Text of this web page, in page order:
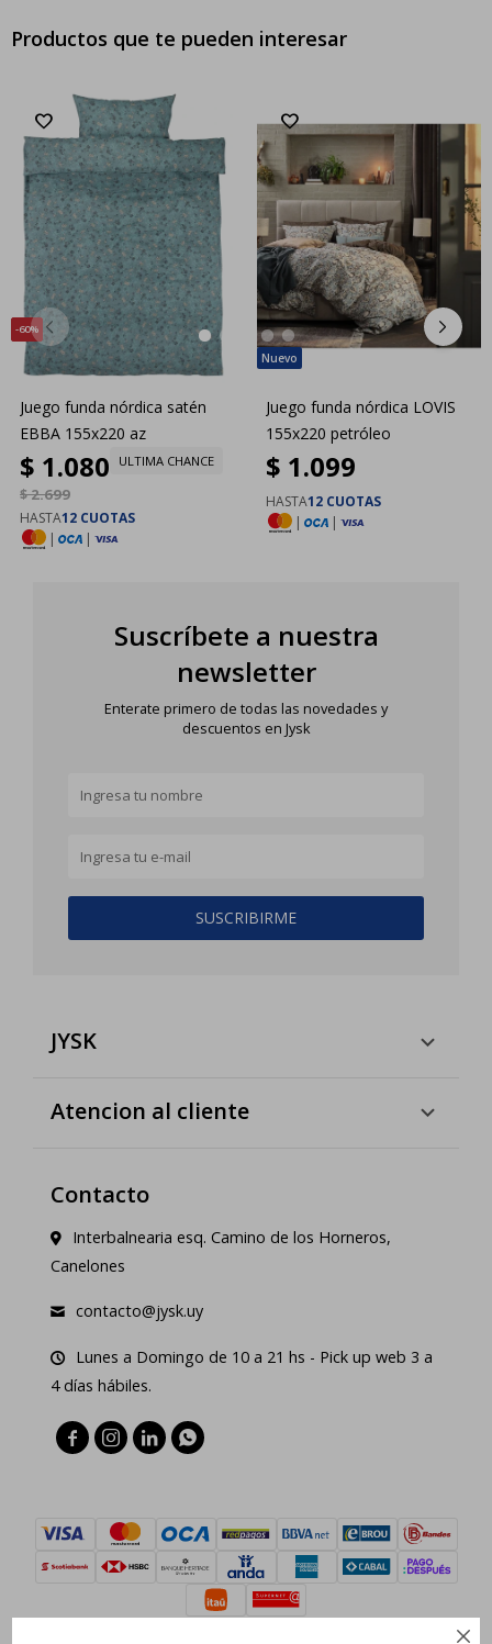

Productos que te pueden interesar
60
Juego funda nórdica satén
EBBA 155x220 az
$ 1.080
$2.699
ULTIMA CHANCE
HASTA12 CUOTAS
|
|
Juego funda nórdica LOVIS
155x220 petróleo
$ 1.099
HASTA12 CUOTAS
|
|
Suscríbete a nuestra
newsletter
Enterate primero de todas las novedades y
descuentos en Jysk
SUSCRIBIRME
JYSK
Atencion al cliente
Contacto
Interbalnearia esq. Camino de los Horneros,
Canelones
contacto@jysk.uy
Lunes a Domingo de 10 a 21 hs - Pick up web 3 a
4 días hábiles.
   